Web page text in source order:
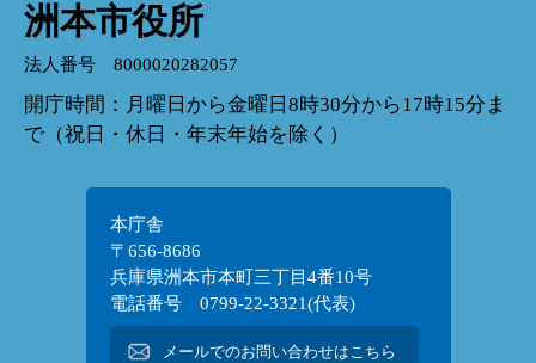
洲本市役所
法人番号 8000020282057
開庁時間：月曜日から金曜日8時30分から17時15分ま
で（祝日・休日・年末年始を除く）
本庁舎
〒656-8686
兵庫県洲本市本町三丁目4番10号
電話番号 0799-22-3321(代表)
メールでのお問い合わせはこちら